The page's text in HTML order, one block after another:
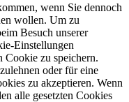
wenn Sie dennoch
wollen. Um zu
Besuch unserer
Einstellungen
Cookie zu speichern.
oder für eine
zu akzeptieren. Wenn
alle gesetzten Cookies